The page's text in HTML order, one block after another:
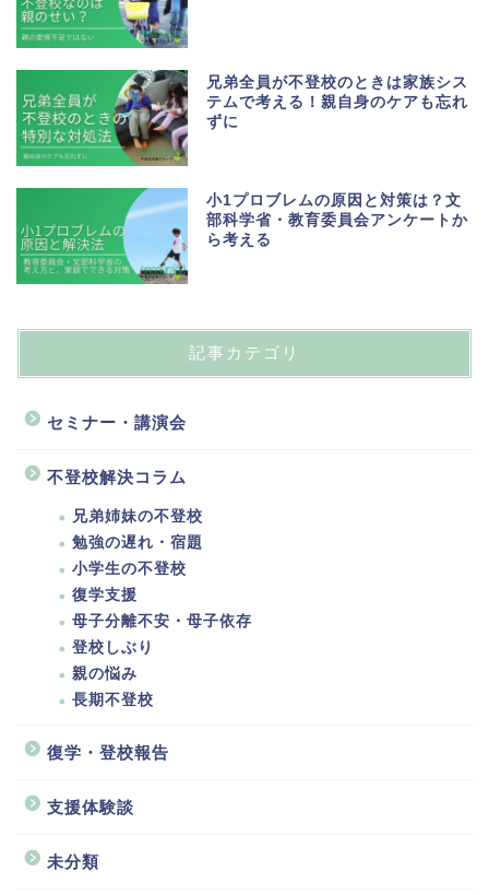
兄弟全員が不登校のときは家族シス
テムで考える！親自身のケアも忘れ
ずに
小1プロブレムの原因と対策は？文
部科学省・教育委員会アンケートか
ら考える
記事カテゴリ
セミナー・講演会
不登校解決コラム
兄弟姉妹の不登校
勉強の遅れ・宿題
小学生の不登校
復学支援
母子分離不安・母子依存
登校しぶり
親の悩み
長期不登校
復学・登校報告
支援体験談
未分類